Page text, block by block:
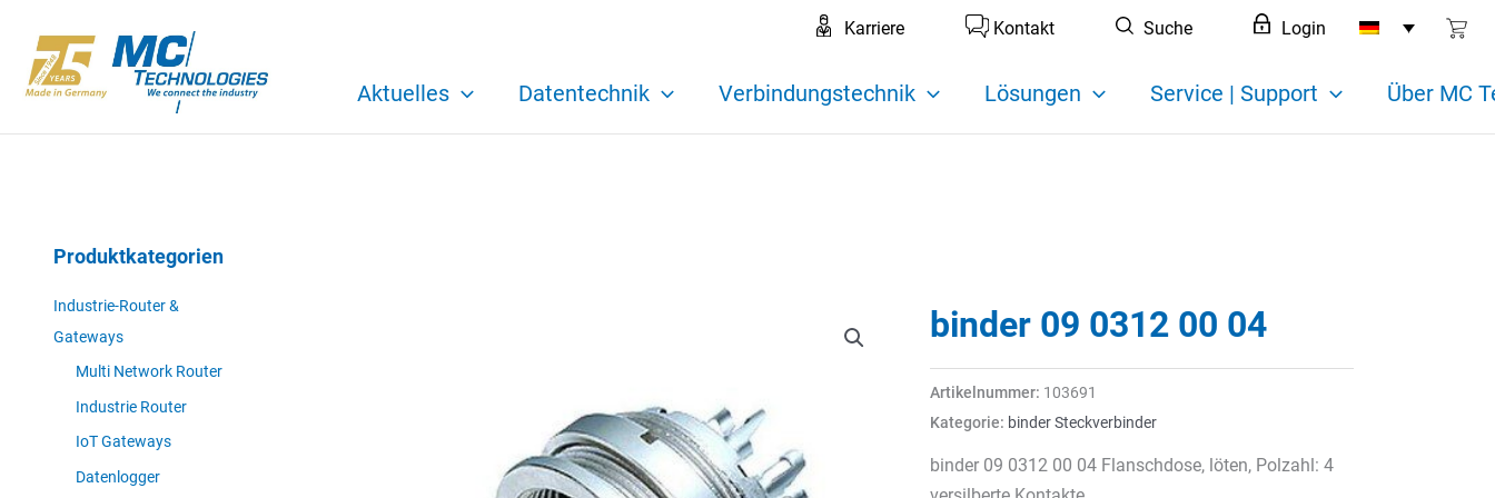
Inhalt
springen
Karriere Kontakt Suche Login
Aktuelles Datentechnik Verbindungstechnik Lösungen Service | Support Über MC
Produktkategorien
Industrie-Router &
Gateways
Multi Network Router
Industrie Router
IoT Gateways
Datenlogger
binder 09 0312 00 04
Artikelnummer: 103691
Kategorie: binder Steckverbinder
binder 09 0312 00 04 Flanschdose, löten, Polzahl: 4